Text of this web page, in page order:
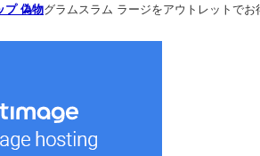
プ 偽物グラムスラム ラージをアウトレットでお